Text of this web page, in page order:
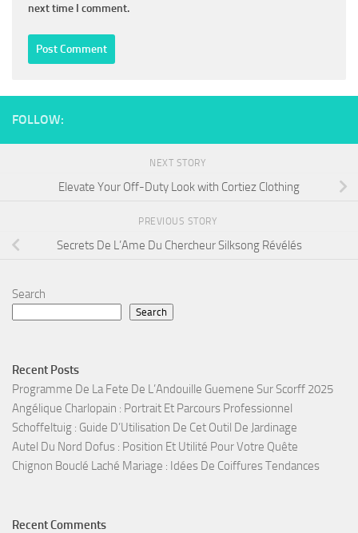
next time I comment.
FOLLOW:
NEXT STORY
Elevate Your Off-Duty Look with Cortiez Clothing
PREVIOUS STORY
Secrets De L’Ame Du Chercheur Silksong Révélés
Search
Search
Recent Posts
Programme De La Fete De L’Andouille Guemene Sur Scorff 2025
Angélique Charlopain : Portrait Et Parcours Professionnel
Schoffeltuig : Guide D’Utilisation De Cet Outil De Jardinage
Autel Du Nord Dofus : Position Et Utilité Pour Votre Quête
Chignon Bouclé Laché Mariage : Idées De Coiffures Tendances
Recent Comments